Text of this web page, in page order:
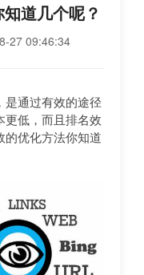
道几个呢？
27 09:46:34
是通过有效的途径
更低，而且排名效
的优化方法你知道